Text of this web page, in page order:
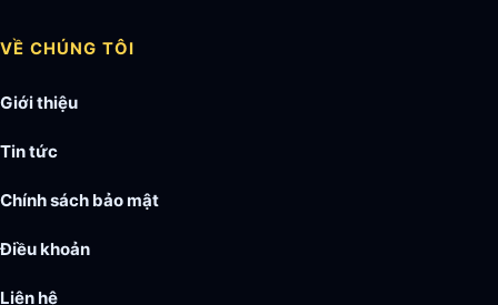
VỀ CHÚNG TÔI
Giới thiệu
Tin tức
Chính sách bảo mật
Điều khoản
Liên hệ